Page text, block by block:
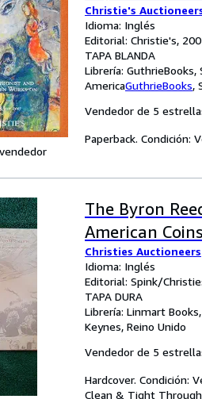
Christie's
Idioma: Inglés
Editorial: Christie's,
TAPA BLANDA
Librería: GuthrieBooks,
AmericaGuthrieBooks,
Vendedor de 5
Paperback. Condición:
The Byron
American
Christies Auctioneers
Idioma: Inglés
Editorial: Spink/
TAPA DURA
Librería: Linmart
Keynes, Reino Unido
Vendedor de 5
Hardcover. Condición:
Clean & Tight